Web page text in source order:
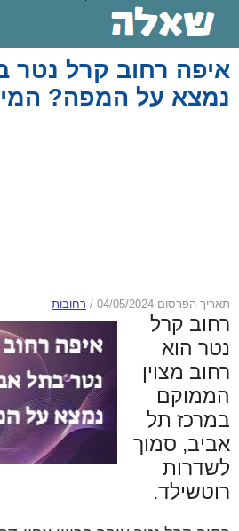
איפה רחוב קרל נטר
נמצא על המפה?
תאריך הפרסום 04/05/2024 / רחובות
רחוב קרל
נטר הוא
רחוב מצוין
הממוקם
במרכז תל
אביב, סמוך
לשדרות
רוטשילד.